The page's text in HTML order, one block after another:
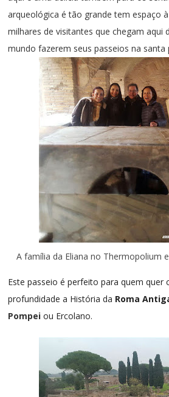
arqueológica é tão grande tem espaço
milhares de visitantes que chegam aqui
mundo fazerem seus passeios na santa
A família da Eliana no Thermopolium
Este passeio é perfeito para quem quer
profundidade a História da Roma
Pompeiou Ercolano.